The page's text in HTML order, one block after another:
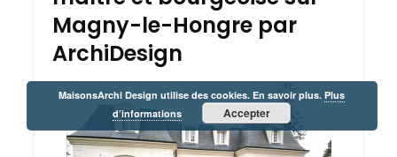
Magny-le-Hongre par
ArchiDesign
MaisonsArchi Design utilise des cookies. En savoir plus.Plus
d’informations
Accepter